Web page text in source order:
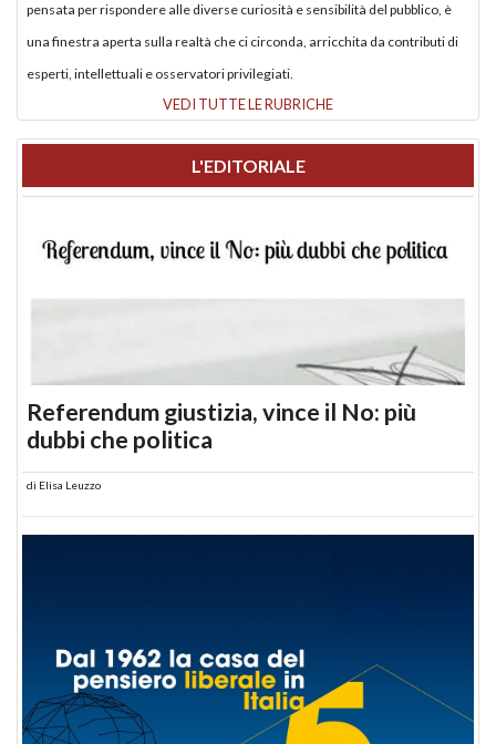
pensata per rispondere alle diverse curiosità e sensibilità del pubblico, è
una finestra aperta sulla realtà che ci circonda, arricchita da contributi di
esperti, intellettuali e osservatori privilegiati.
VEDI TUTTE LE RUBRICHE
L'EDITORIALE
Referendum giustizia, vince il No: più
dubbi che politica
di Elisa Leuzzo